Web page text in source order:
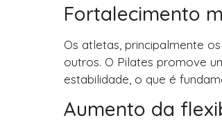
Fortalecimento
Os atletas, principalmente
outros. O Pilates promove
estabilidade, o que é
Aumento da